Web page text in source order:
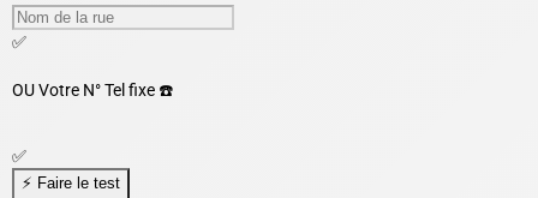
✅
OUVotre N° Tel fixe ☎️
✅